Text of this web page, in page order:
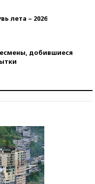
лета – 2026
добившиеся